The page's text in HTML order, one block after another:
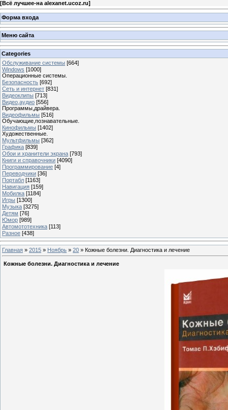
[Всё лучшее-на alexanet.ucoz.ru]
Форма входа
Меню сайта
Categories
Обслуживание системы [664]
Windows [1000]
Операционные системы.
Безопасность [692]
Сеть и интернет [831]
Видеоклипы [713]
Видео,аудио [556]
Программы,драйвера.
Видеофильмы [516]
Обучающие,познавательные.
Кинофильмы [1402]
Художественные.
Мультфильмы [362]
Графика [839]
Обои и хранители экрана [793]
Книги и справочники [4090]
Программирование [4]
Переводчики [36]
Портабл [1163]
Навигация [159]
Мобилка [1184]
Игры [1300]
Музыка [3275]
Детям [76]
Юмор [989]
Автомототехника [113]
Разное [438]
Главная » 2015 » Ноябрь » 20 » Кожные болезни. Диагностика и лечение
Кожные болезни. Диагностика и лечение